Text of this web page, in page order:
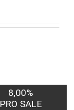
8,00%
PRO SALE